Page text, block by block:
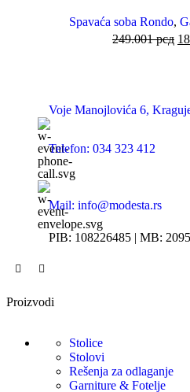
Spavaća soba Rondo,
249.001рсд
Voje Manojlovića 6,
Telefon: 034 323 412
Mail: info@modesta.rs
PIB: 108226485 | MB:
Proizvodi
Stolice
Stolovi
Rešenja za odlaganje
Garniture & Fotelje